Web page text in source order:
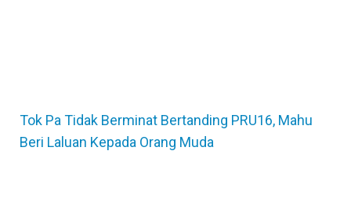
Tok Pa Tidak Berminat Bertanding PRU16, Mahu
Beri Laluan Kepada Orang Muda